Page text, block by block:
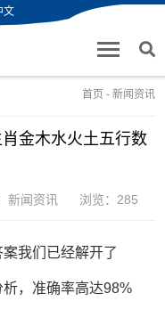
文
首页 - 新闻资讯
金木水火土五行数
新闻资讯 浏览：285
我们已经解开了
，准确率高达98%